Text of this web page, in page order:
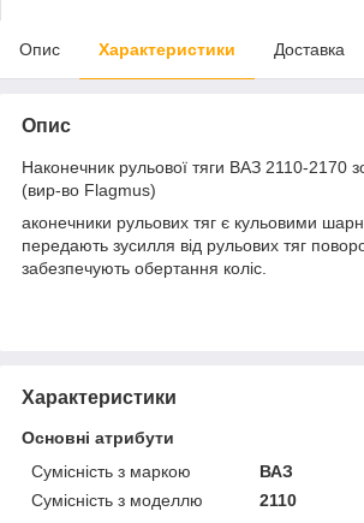
Опис Характеристики Доставка
Опис
Наконечник рульової тяги ВАЗ 2110-2170
(вир-во Flagmus)
аконечники рульових тяг є кульовими
передають зусилля від рульових тяг
забезпечують обертання коліс.
Характеристики
Основні атрибути
Сумісність з маркою
ВАЗ
Сумісність з моделлю
2110